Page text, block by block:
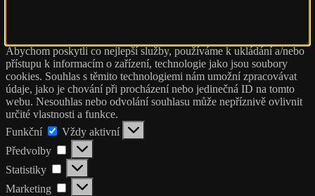
Abychom poskytli co nejlepší služby, používáme k ukládání a/nebo
přístupu k informacím o zařízení, technologie jako jsou soubory
cookies. Souhlas s těmito technologiemi nám umožní zpracovávat
údaje, jako je chování při procházení nebo jedinečná ID na tomto
webu. Nesouhlas nebo odvolání souhlasu může nepříznivě ovlivnit
určité vlastnosti a funkce.
Funkční
Funkční
Vždy aktivní
Předvolby
Předvolby
Statistiky Statistiky
Marketing Marketing